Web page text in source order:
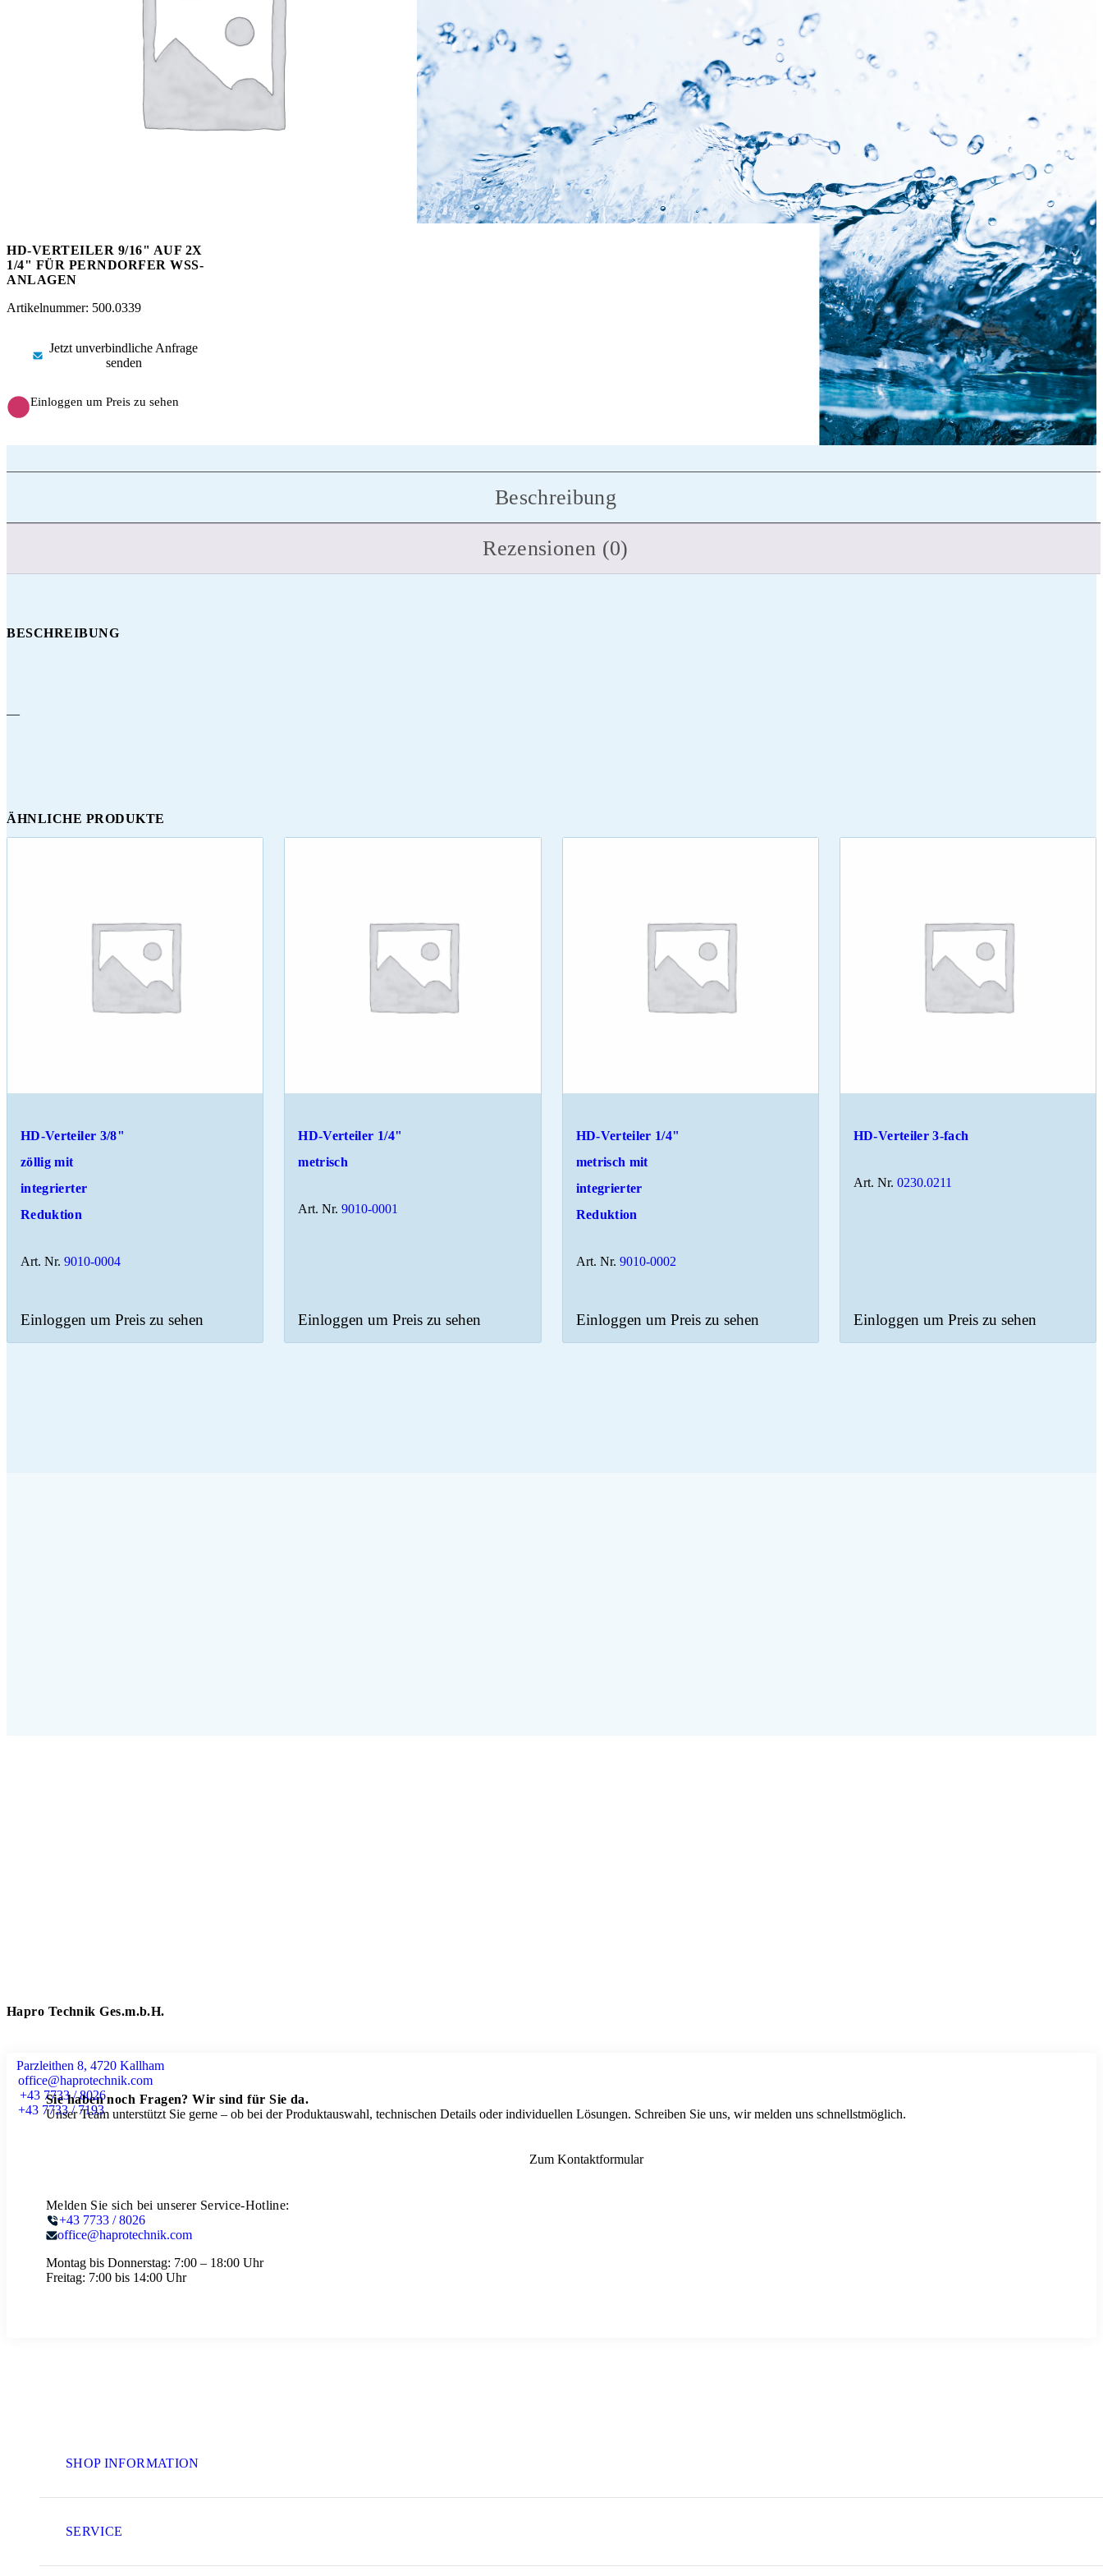
HD-VERTEILER 9/16" AUF 2X
1/4" FÜR PERNDORFER WSS-
ANLAGEN
Artikelnummer: 500.0339
Jetzt unverbindliche Anfrage
senden
Einloggen um Preis zu sehen
Beschreibung
Rezensionen (0)
BESCHREIBUNG
—
ÄHNLICHE PRODUKTE
HD-Verteiler 3/8"
zöllig mit
integrierter
Reduktion
Art. Nr. 9010-0004
Einloggen um Preis zu sehen
HD-Verteiler 1/4"
metrisch
Art. Nr. 9010-0001
Einloggen um Preis zu sehen
HD-Verteiler 1/4"
metrisch mit
integrierter
Reduktion
Art. Nr. 9010-0002
Einloggen um Preis zu sehen
HD-Verteiler 3-fach
Art. Nr. 0230.0211
Einloggen um Preis zu sehen
Hapro Technik Ges.m.b.H.
Parzleithen 8, 4720 Kallham
office@haprotechnik.com
+43 7733 / 8026
+43 7733 / 7193
Sie haben noch Fragen? Wir sind für Sie da.
Unser Team unterstützt Sie gerne – ob bei der Produktauswahl, technischen Details oder individuellen Lösungen. Schreiben Sie uns, wir melden uns schnellstmöglich.
Zum Kontaktformular
Melden Sie sich bei unserer Service-Hotline:
+43 7733 / 8026
office@haprotechnik.com
Montag bis Donnerstag: 7:00 – 18:00 Uhr
Freitag: 7:00 bis 14:00 Uhr
SHOP INFORMATION
SERVICE